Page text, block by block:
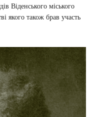
Віденського міського
якого також брав участь